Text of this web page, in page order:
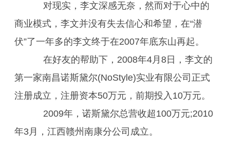
对现实，李文深感无奈，然而对于心中的
商业模式，李文并没有失去信心和希望，在“潜
伏”了一年多的李文终于在2007年底东山再起。
在好友的帮助下，2008年4月8日，李文的
第一家南昌诺斯黛尔(NoStyle)实业有限公司正式
注册成立，注册资本50万元，前期投入10万元。
2009年，诺斯黛尔总营收超100万元;2010
年3月，江西赣州南康分公司成立。